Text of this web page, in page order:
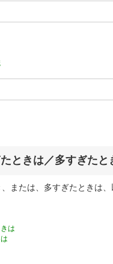
ときは／多すぎたと
または、多すぎたときは
は